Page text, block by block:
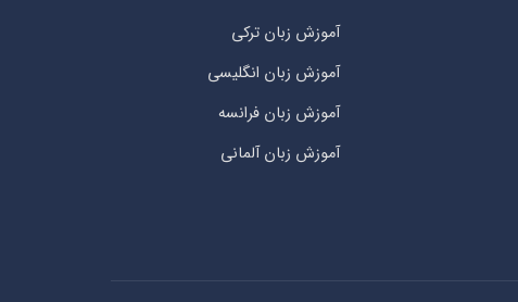
آموزش زبان ترکی
آموزش زبان انگلیسی
آموزش زبان فرانسه
آموزش زبان آلمانی